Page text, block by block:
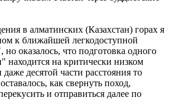
в алматинских (Казахстан) горах я
к ближайшей легкодоступной
оказалось, что подготовка одного
находится на критически низком
десятой части расстояния то
как свернуть поход,
и отправиться далее по